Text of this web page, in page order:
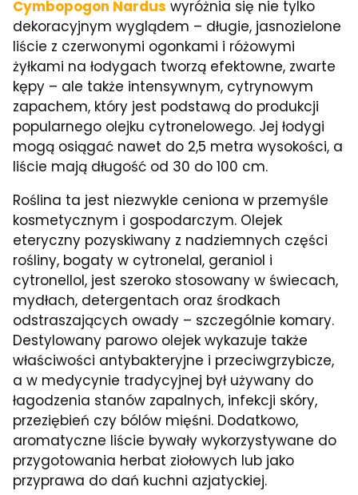
Cymbopogon Nardus wyróżnia się nie tylko
dekoracyjnym wyglądem – długie, jasnozielone
liście z czerwonymi ogonkami i różowymi
żyłkami na łodygach tworzą efektowne, zwarte
kępy – ale także intensywnym, cytrynowym
zapachem, który jest podstawą do produkcji
popularnego olejku cytronelowego. Jej łodygi
mogą osiągać nawet do 2,5 metra wysokości, a
liście mają długość od 30 do 100 cm.
Roślina ta jest niezwykle ceniona w przemyśle
kosmetycznym i gospodarczym. Olejek
eteryczny pozyskiwany z nadziemnych części
rośliny, bogaty w cytronelal, geraniol i
cytronellol, jest szeroko stosowany w świecach,
mydłach, detergentach oraz środkach
odstraszających owady – szczególnie komary.
Destylowany parowo olejek wykazuje także
właściwości antybakteryjne i przeciwgrzybicze,
a w medycynie tradycyjnej był używany do
łagodzenia stanów zapalnych, infekcji skóry,
przeziębień czy bólów mięśni. Dodatkowo,
aromatyczne liście bywały wykorzystywane do
przygotowania herbat ziołowych lub jako
przyprawa do dań kuchni azjatyckiej.